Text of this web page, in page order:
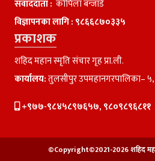
संवाददाता : काेपिला बन्जाडे
विज्ञापनका लागि : ९८६६८७०३३५
प्रकाशक
शहिद महान स्मृति संचार गृह प्रा.ली.
कार्यालय:तुलसीपुर उपमहानगरपालिका–
+९७७-९८४५८९७६५७, ९८०९८९६८११
©Copyright©2021-2026 शहिद